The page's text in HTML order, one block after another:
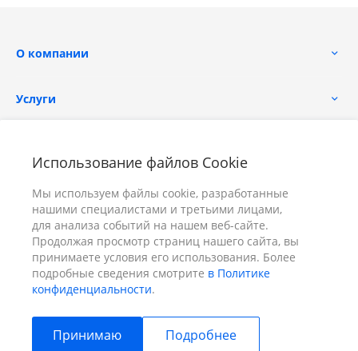
Использование файлов Cookie
Мы используем файлы cookie, разработанные
нашими специалистами и третьими лицами,
для анализа событий на нашем веб-сайте.
Продолжая просмотр страниц нашего сайта, вы
принимаете условия его использования. Более
подробные сведения смотрите в Политике
конфиденциальности.
Принимаю Подробнее
О компании
Услуги
+7 (391) 298-00-11 Заказать звонок
г. Красноярск, пер. Телевизорный 9 "А" ООО "ПРИЗМ"